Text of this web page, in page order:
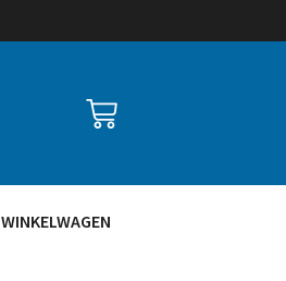
WINKELWAGEN